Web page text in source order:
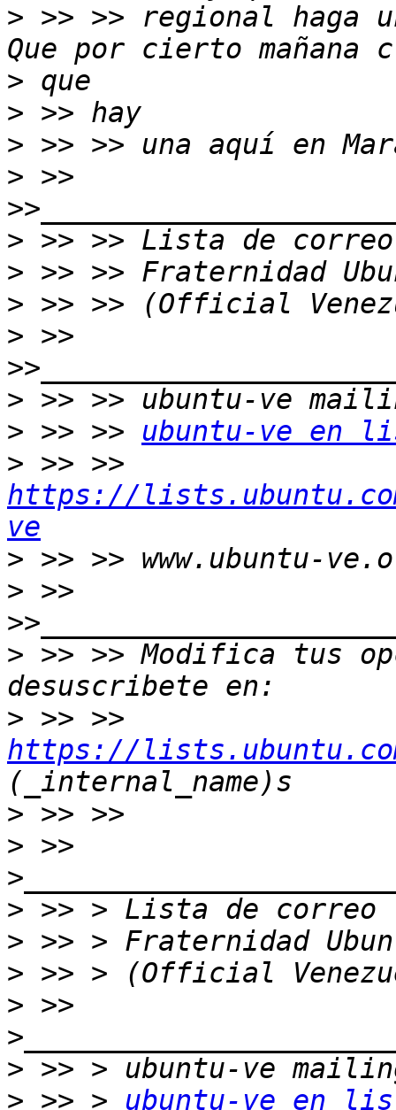
> >> >> regional haga
>
>
>
> >>
>
>
>
> >>
>
> >> >> ubuntu-ve en
>
https://
ve
>
> >>
> >> >> Modifica tus
>
https://
>
> >>
>
>
>
> >>
>
> >> > ubuntu-ve en